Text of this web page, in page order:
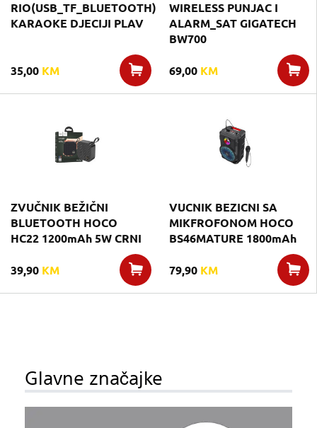
RIO(USB_TF_BLUETOOTH)
KARAOKE DJECIJI PLAV
35,00 KM
WIRELESS PUNJAC I
ALARM_SAT GIGATECH
BW700
69,00 KM
ZVUČNIK BEŽIČNI
BLUETOOTH HOCO
HC22 1200mAh 5W CRNI
39,90 KM
VUCNIK BEZICNI SA
MIKFROFONOM HOCO
BS46MATURE 1800mAh
79,90 KM
Glavne značajke